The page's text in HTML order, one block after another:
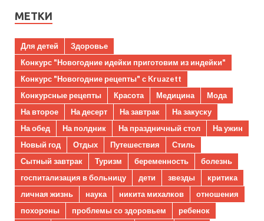
МЕТКИ
Для детей
Здоровье
Конкурс "Новогодние идейки приготовим из индейки"
Конкурс "Новогодние рецепты" с Kruazett
Конкурсные рецепты
Красота Медицина
Мода
На второе
На десерт На завтрак
На закуску
На обед
На полдник На праздничный стол
На ужин
Новый год
Отдых Путешествия
Стиль
Сытный завтрак
Туризм беременность
болезнь
госпитализация в больницу
дети звезды
критика
личная жизнь
наука никита михалков
отношения
похороны
проблемы со здоровьем
ребенок